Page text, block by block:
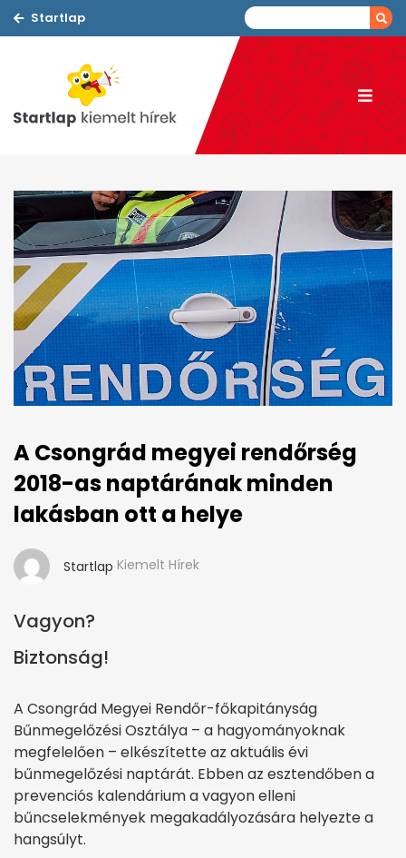
Startlap
A Csongrád megyei rendőrség
2018-as naptárának minden
lakásban ott a helye
Startlap Kiemelt Hírek
Vagyon?
Biztonság!
A Csongrád Megyei Rendőr-főkapitányság
Bűnmegelőzési Osztálya – a hagyományoknak
megfelelően – elkészítette az aktuális évi
bűnmegelőzési naptárát. Ebben az esztendőben a
prevenciós kalendárium a vagyon elleni
bűncselekmények megakadályozására helyezte a
hangsúlyt.